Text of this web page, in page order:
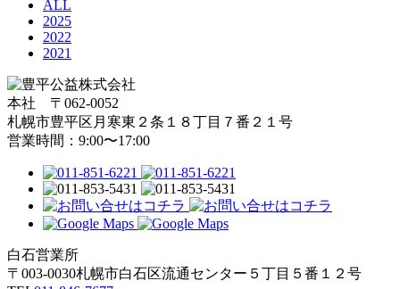
ALL
2025
2022
2021
本社 〒062-0052
札幌市豊平区月寒東２条１８丁目７番２１号
営業時間：9:00〜17:00
白石営業所
〒003-0030札幌市白石区流通センター５丁目５番１２号